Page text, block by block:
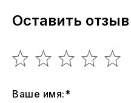
Оставить отзыв
Ваше имя:*